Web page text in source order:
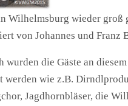
Wilhelmsburg wieder groß
von Johannes und
wurden die Gäste an
werden wie z.B.
Jagdhornbläser, die